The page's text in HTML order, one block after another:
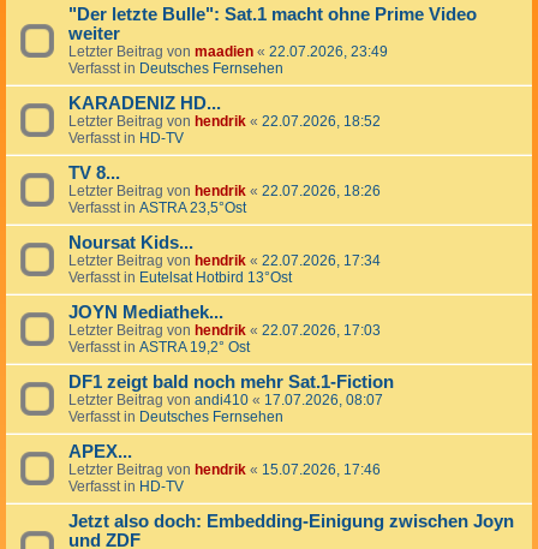
"Der letzte Bulle": Sat.1 macht ohne Prime Video
weiter
Letzter Beitrag von maadien « 22.07.2026, 23:49
Verfasst in Deutsches Fernsehen
KARADENIZ HD...
Letzter Beitrag von hendrik « 22.07.2026, 18:52
Verfasst in HD-TV
TV 8...
Letzter Beitrag von hendrik « 22.07.2026, 18:26
Verfasst in ASTRA 23,5°Ost
Noursat Kids...
Letzter Beitrag von hendrik « 22.07.2026, 17:34
Verfasst in Eutelsat Hotbird 13°Ost
JOYN Mediathek...
Letzter Beitrag von hendrik « 22.07.2026, 17:03
Verfasst in ASTRA 19,2° Ost
DF1 zeigt bald noch mehr Sat.1-Fiction
Letzter Beitrag von andi410 « 17.07.2026, 08:07
Verfasst in Deutsches Fernsehen
APEX...
Letzter Beitrag von hendrik « 15.07.2026, 17:46
Verfasst in HD-TV
Jetzt also doch: Embedding-Einigung zwischen Joyn
und ZDF